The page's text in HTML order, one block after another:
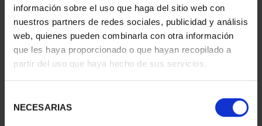
información sobre el uso que haga del sitio web con
nuestros partners de redes sociales, publicidad y análisis
web, quienes pueden combinarla con otra información
que les haya proporcionado o que hayan recopilado a
partir del uso que haya hecho de sus servicios.
NECESARIAS
3 Productos encontrados